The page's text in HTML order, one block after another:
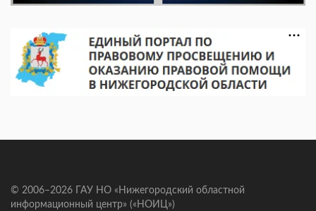
© 2006–2026 ГАУ НО «Нижегородский областной
информационный центр» («НОИЦ»)